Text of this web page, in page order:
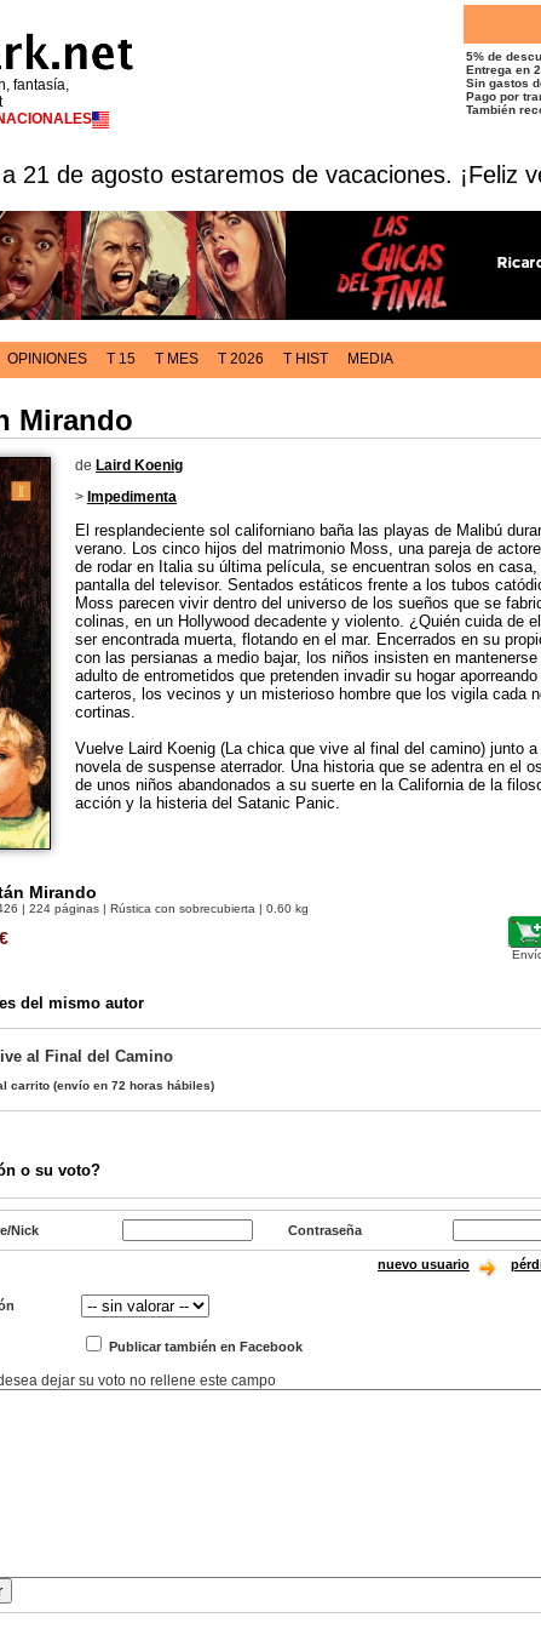
fantasía,
5% de
Entrega en
Sin gastos
Pago por
También
21 de agosto estaremos de vacaciones. ¡Feliz
OPINIONES T 15 T MES T 2026 T HIST MEDIA
Mirando
de Laird Koenig
> Impedimenta
El resplandeciente sol californiano baña las playas de Malibú
verano. Los cinco hijos del matrimonio Moss, una pareja de
de rodar en Italia su última película, se encuentran solos en
pantalla del televisor. Sentados estáticos frente a los tubos
Moss parecen vivir dentro del universo de los sueños que se
colinas, en un Hollywood decadente y violento. ¿Quién cuida de
ser encontrada muerta, flotando en el mar. Encerrados en su
con las persianas a medio bajar, los niños insisten en
adulto de entrometidos que pretenden invadir su hogar
carteros, los vecinos y un misterioso hombre que los vigila cada
cortinas.
Vuelve Laird Koenig (La chica que vive al final del camino) junto
novela de suspense aterrador. Una historia que se adentra en el
de unos niños abandonados a su suerte en la California de la
acción y la histeria del Satanic Panic.
Mirando
| 224 páginas | Rústica con sobrecubierta | 0.60 kg
€
del mismo autor
al Final del Camino
carrito (envío en 72 horas hábiles)
o su voto?
Nick Contraseña
nuevo usuario
Publicar también en Facebook
dejar su voto no rellene este campo